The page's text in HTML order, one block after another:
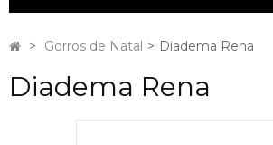
> Gorros de Natal > Diadema Rena
Diadema Rena